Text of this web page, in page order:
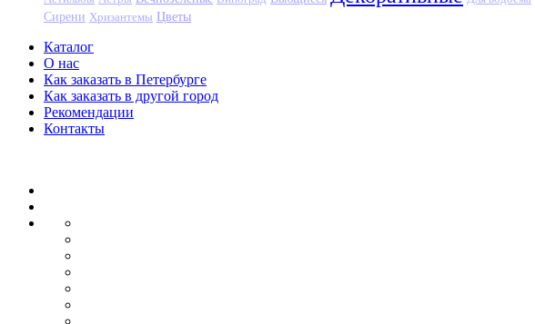
Сирени Хризантемы Цветы
Каталог
О нас
Как заказать в Петербурге
Как заказать в другой город
Рекомендации
Контакты